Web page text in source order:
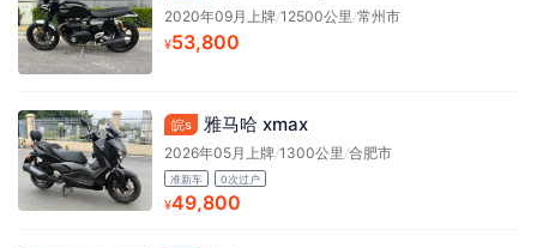
2020年09月上牌/12500公里 /常州市
¥53,800
皖s 雅马哈 xmax
2026年05月上牌/1300公里 /合肥市
准新车 0次过户
¥49,800